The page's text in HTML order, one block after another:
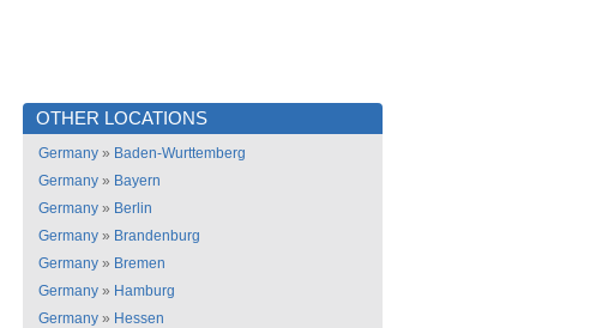
OTHER LOCATIONS
Germany » Baden-Wurttemberg
Germany » Bayern
Germany » Berlin
Germany » Brandenburg
Germany » Bremen
Germany » Hamburg
Germany » Hessen